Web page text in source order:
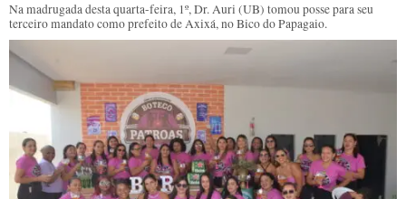
Na madrugada desta quarta-feira, 1º, Dr. Auri (UB) tomou posse para seu
terceiro mandato como prefeito de Axixá, no Bico do Papagaio.